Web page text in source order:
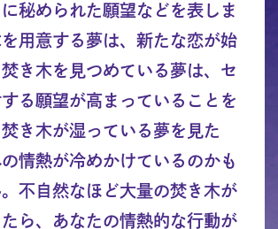
秘められた願望などを表しま
用意する夢は、新たな恋が始
き木を見つめている夢は、セ
る願望が高まっていることを
き木が湿っている夢を見た
情熱が冷めかけているのかも
不自然なほど大量の焚き木が
ら、あなたの情熱的な行動が